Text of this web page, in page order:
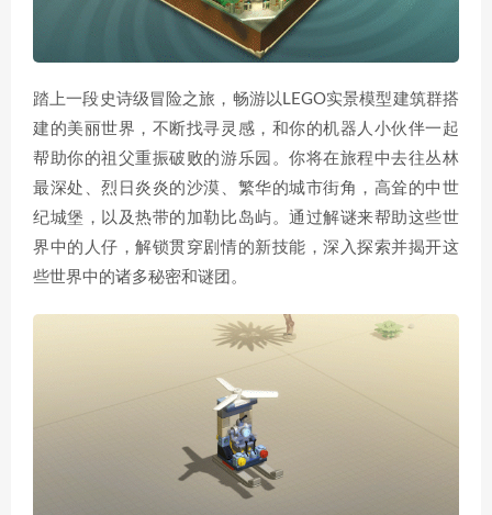
踏上一段史诗级冒险之旅，畅游以LEGO实景模型建筑群搭
建的美丽世界，不断找寻灵感，和你的机器人小伙伴一起
帮助你的祖父重振破败的游乐园。你将在旅程中去往丛林
最深处、烈日炎炎的沙漠、繁华的城市街角，高耸的中世
纪城堡，以及热带的加勒比岛屿。通过解谜来帮助这些世
界中的人仔，解锁贯穿剧情的新技能，深入探索并揭开这
些世界中的诸多秘密和谜团。